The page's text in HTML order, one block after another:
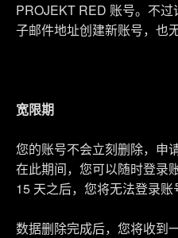
PROJEKT RED 账号。不
子邮件地址创建新账号，也
宽限期
您的账号不会立刻删除，申
在此期间，您可以随时登录
15 天之后，您将无法登录账
数据删除完成后，您将收到